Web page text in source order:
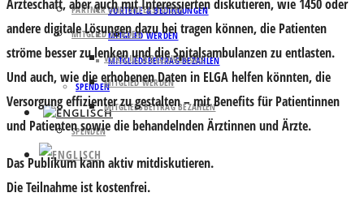
VORTEILE & BEDINGUNGEN
MITGLIED WERDEN
MITGLIEDSBEITRAG BEZAHLEN
SPENDEN
PARTNER UND UNTERSTÜTZER
MITGLIED WERDEN
VORTEILE & BEDINGUNGEN
MITGLIED WERDEN
MITGLIEDSBEITRAG BEZAHLEN
SPENDEN
Ärzteschaft, aber auch mit Interessierten diskutieren, wie 1450 oder
andere digitale Lösungen dazu bei tragen können, die Patienten
ströme besser zu lenken und die Spitalsambulanzen zu entlasten.
Und auch, wie die erhobenen Daten in ELGA helfen könnten, die
Versorgung effizienter zu gestalten – mit Benefits für Patientinnen
und Patienten sowie die behandelnden Ärztinnen und Ärzte.
Das Publikum kann aktiv mitdiskutieren.
Die Teilnahme ist kostenfrei.